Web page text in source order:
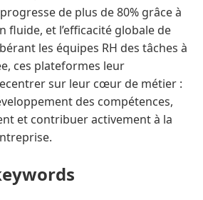
de plus de 80% grâce à
fluide, et l’efficacité globale de
les équipes RH des tâches à
ces plateformes leur
sur leur cœur de métier :
des compétences,
et contribuer activement à la